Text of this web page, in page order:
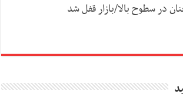
در سطوح بالا/بازار قفل شد